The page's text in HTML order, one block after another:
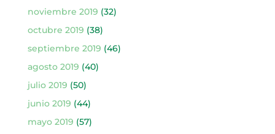
noviembre 2019 (32)
octubre 2019 (38)
septiembre 2019 (46)
agosto 2019 (40)
julio 2019 (50)
junio 2019 (44)
mayo 2019 (57)